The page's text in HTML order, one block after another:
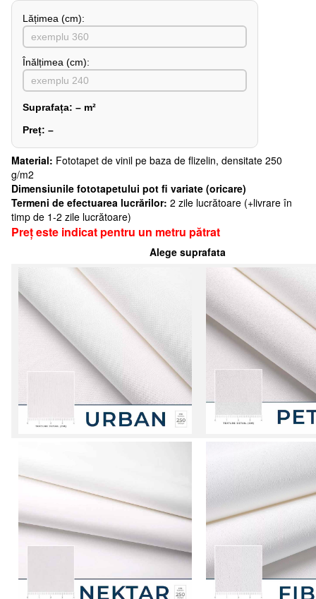
Lățimea (сm):
Înălțimea (cm):
Suprafața: – m²
Preț: –
Material: Fototapet de vinil pe baza de flizelin, densitate 250
g/m2
Dimensiunile fototapetului pot fi variate (oricare)
Termeni de efectuarea lucrărilor: 2 zile lucrătoare (+livrare în
timp de 1-2 zile lucrătoare)
Preț este indicat pentru un metru pătrat
Alege suprafata